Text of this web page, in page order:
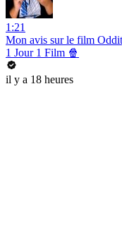
1:21
Mon avis sur le film
1 Jour 1 Film 🍿
il y a 18 heures